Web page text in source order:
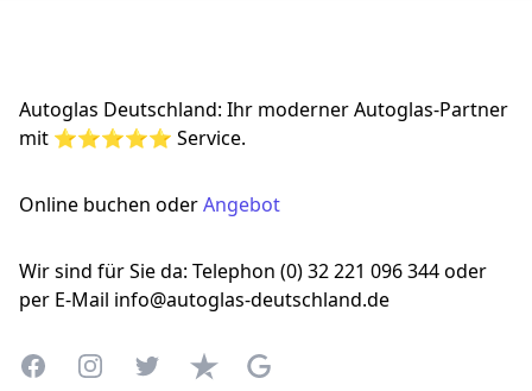
Autoglas Deutschland: Ihr moderner Autoglas-Partner
mit ⭐⭐⭐⭐⭐ Service.
Online buchen oderAngebot
Wir sind für Sie da: Telephon (0) 32 221 096 344 oder
per E-Mail info@autoglas-deutschland.de
FacebookInstagramTwitterTrustpilotGoogle Business Profile